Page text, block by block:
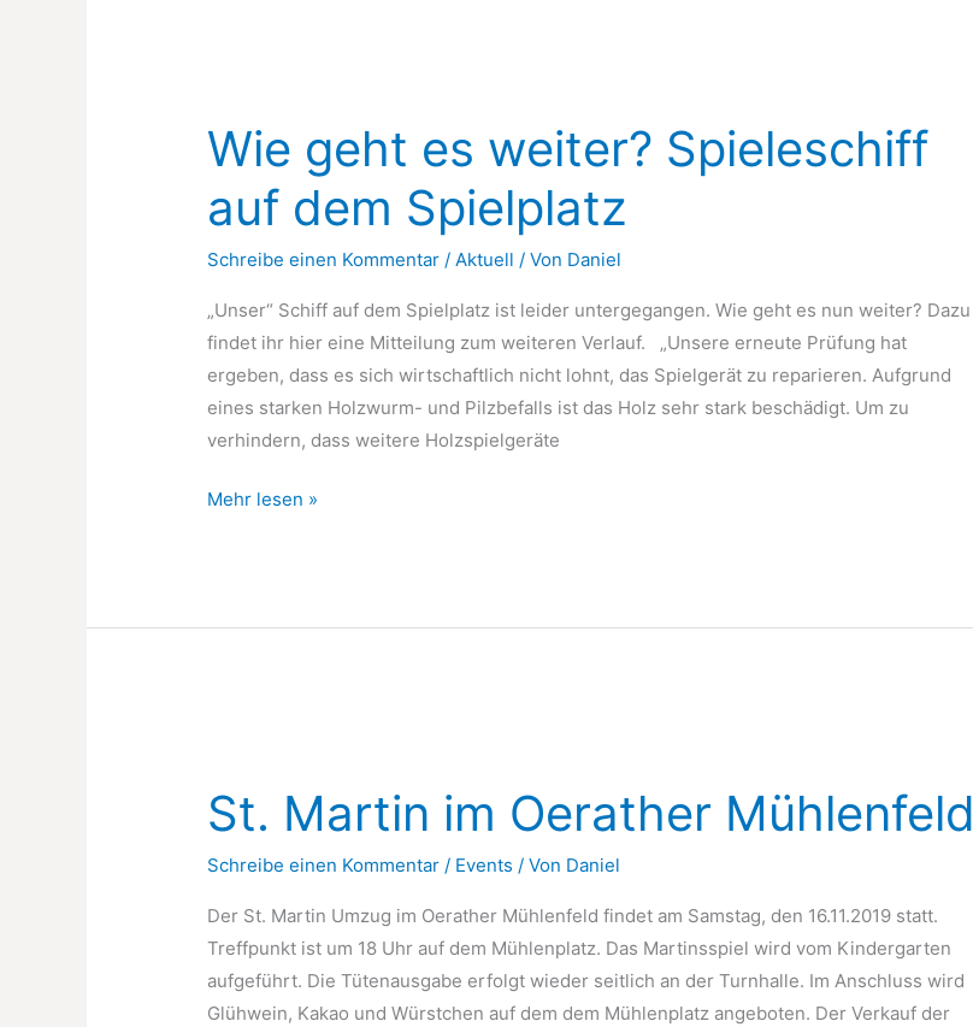
Wie geht es weiter? Spieleschiff
auf dem Spielplatz
Schreibe einen Kommentar /Aktuell / Von Daniel
„Unser“ Schiff auf dem Spielplatz ist leider untergegangen. Wie geht es nun weiter? Dazu
findet ihr hier eine Mitteilung zum weiteren Verlauf. „Unsere erneute Prüfung hat
ergeben, dass es sich wirtschaftlich nicht lohnt, das Spielgerät zu reparieren. Aufgrund
eines starken Holzwurm- und Pilzbefalls ist das Holz sehr stark beschädigt. Um zu
verhindern, dass weitere Holzspielgeräte
Wie
Spieleschiff
Mehr lesen »
St. Martin im Oerather Mühlenfeld
Schreibe einen Kommentar / Events / Von Daniel
Der St. Martin Umzug im Oerather Mühlenfeld findet am Samstag, den 16.11.2019 statt.
Treffpunkt ist um 18 Uhr auf dem Mühlenplatz. Das Martinsspiel wird vom Kindergarten
aufgeführt. Die Tütenausgabe erfolgt wieder seitlich an der Turnhalle. Im Anschluss wird
Glühwein, Kakao und Würstchen auf dem dem Mühlenplatz angeboten. Der Verkauf der